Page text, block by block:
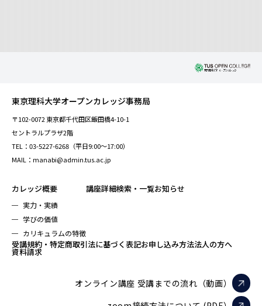
東京理科大学オープンカレッジ事務局
〒102-0072 東京都千代田区飯田橋4-10-1
セントラルプラザ2階
TEL：03-5227-6268（平日9:00～17:00）
MAIL：manabi@admin.tus.ac.jp
カレッジ概要
実力・実績
学びの価値
カリキュラムの特徴
講座詳細検索・一覧お知らせ
受講規約・特定商取引法に基づく表記お申し込み方法法人の方へ
資料請求
オンライン講座 受講までの流れ（動画）